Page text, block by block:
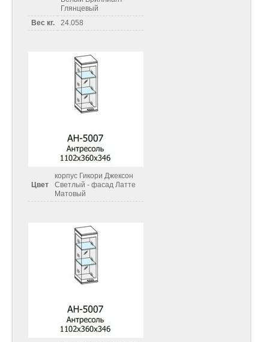
Глянцевый
Вес кг.
24.058
Цвет
корпус Гикори Джексон
Светлый - фасад Латте
Матовый